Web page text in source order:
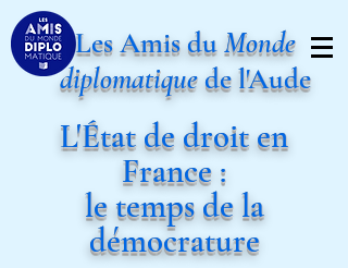
Les Amis duMonde
diplomatiquede l'Aude
L'État de droit en
France :
le temps de la
démocrature